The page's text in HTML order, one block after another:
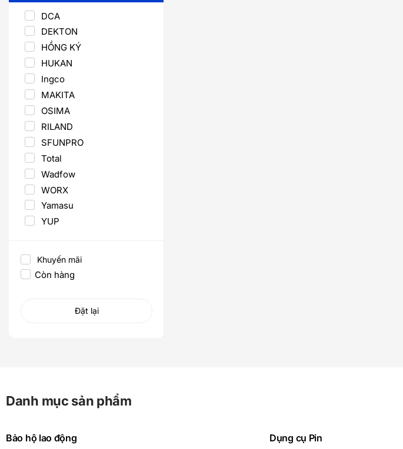
DCA
DEKTON
HỒNG KÝ
HUKAN
Ingco
MAKITA
OSIMA
RILAND
SFUNPRO
Total
Wadfow
WORX
Yamasu
YUP
Khuyến mãi
Còn hàng
Đặt lại
Danh mục sản phẩm
Bảo hộ lao động Dụng cụ Pin